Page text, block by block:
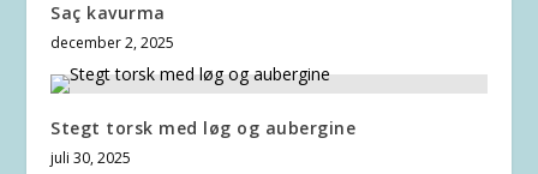
Saç kavurma
december 2, 2025
Stegt torsk med løg og aubergine
juli 30, 2025